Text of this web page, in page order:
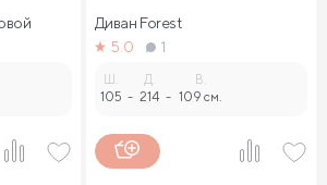
Диван Forest
5.0
1
Ш.
105 -
Д.
214 -
В.
109 см.